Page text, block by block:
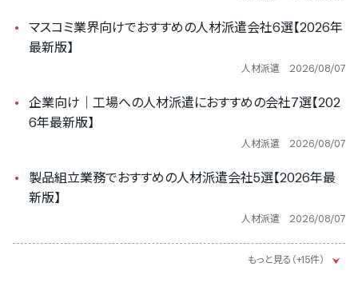
マスコミ業界向けでおすすめの人材派遣会社6選【2026年
最新版】
人材派遣 2026/08/07
企業向け｜工場への人材派遣におすすめの会社7選【202
6年最新版】
人材派遣 2026/08/07
製品組立業務でおすすめの人材派遣会社5選【2026年最
新版】
人材派遣 2026/08/07